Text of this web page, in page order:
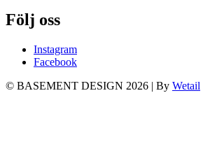
Följ oss
Instagram
Facebook
© BASEMENT DESIGN 2026 | By Wetail